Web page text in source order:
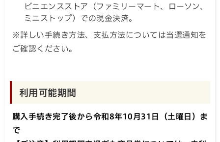
ビニエンスストア（ファミリーマート、ローソン、
ミニストップ）での現金決済。
※詳しい手続き方法、支払方法については当選通知を
ご確認ください。
利用可能期間
購入手続き完了後から令和8年10月31日（土曜日）ま
で